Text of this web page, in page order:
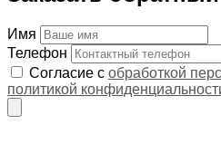
Имя
Телефон
Согласие с обработкой
политикой